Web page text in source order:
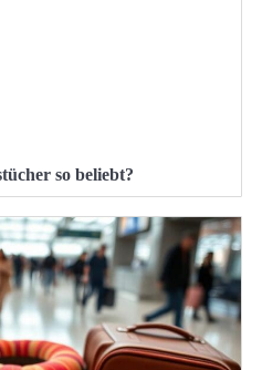
so beliebt?